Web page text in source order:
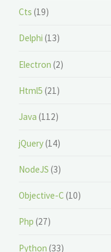
Cts (19)
Delphi (13)
Electron (2)
Html5 (21)
Java (112)
jQuery(14)
NodeJS (3)
Objective-C (10)
Php (27)
Python (33)